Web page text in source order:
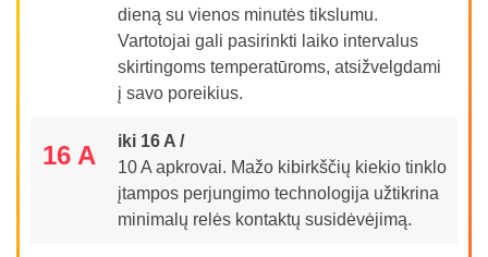
dieną su vienos minutės tikslumu.
Vartotojai gali pasirinkti laiko intervalus
skirtingoms temperatūroms, atsižvelgdami
į savo poreikius.
16 A
iki 16 A /
10 A apkrovai. Mažo kibirkščių kiekio tinklo
įtampos perjungimo technologija užtikrina
minimalų relės kontaktų susidėvėjimą.